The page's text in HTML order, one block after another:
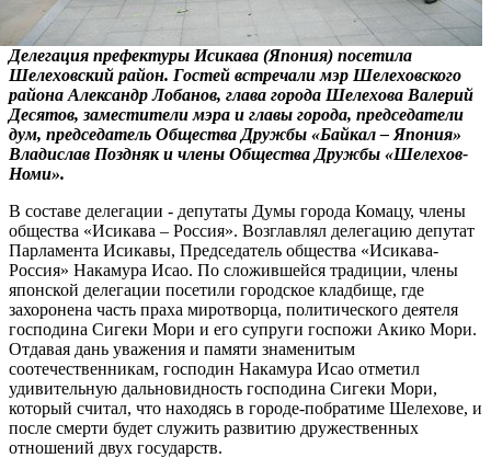
Делегация префектуры Исикава (Япония) посетила
Шелеховский район. Гостей встречали мэр Шелеховского
района Александр Лобанов, глава города Шелехова Валерий
Десятов, заместители мэра и главы города, председатели
дум, председатель Общества Дружбы «Байкал – Япония»
Владислав Поздняк и члены Общества Дружбы «Шелехов-
Номи».
В составе делегации - депутаты Думы города Комацу, члены
общества «Исикава – Россия». Возглавлял делегацию депутат
Парламента Исикавы, Председатель общества «Исикава-
Россия» Накамура Исао. По сложившейся традиции, члены
японской делегации посетили городское кладбище, где
захоронена часть праха миротворца, политического деятеля
господина Сигеки Мори и его супруги госпожи Акико Мори.
Отдавая дань уважения и памяти знаменитым
соотечественникам, господин Накамура Исао отметил
удивительную дальновидность господина Сигеки Мори,
который считал, что находясь в городе-побратиме Шелехове, и
после смерти будет служить развитию дружественных
отношений двух государств.